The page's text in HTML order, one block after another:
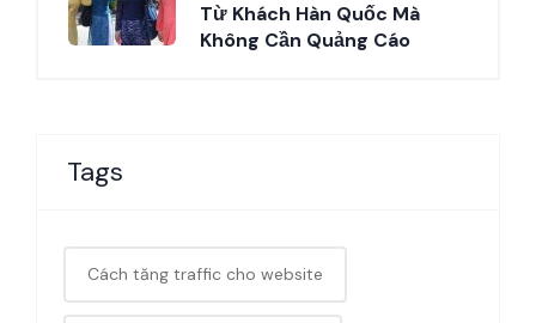
Từ Khách Hàn Quốc Mà
Không Cần Quảng Cáo
Tags
Cách tăng traffic cho website